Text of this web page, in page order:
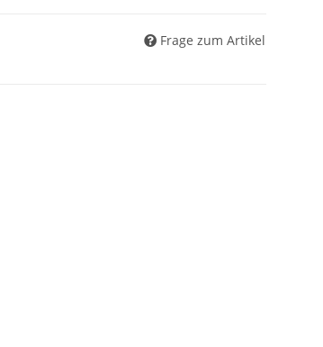
Frage zum Artikel